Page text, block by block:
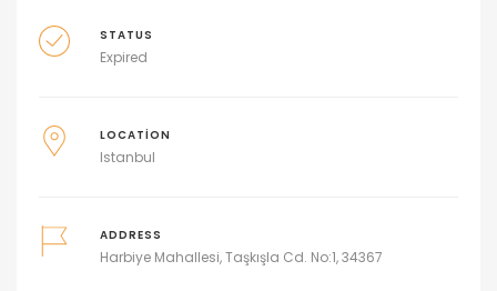
STATUS
Expired
LOCATION
Istanbul
ADDRESS
Harbiye Mahallesi, Taşkışla Cd. No:1, 34367